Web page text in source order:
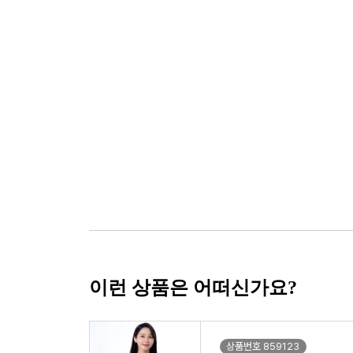
이런 상품은 어떠신가요?
상품번호 859123